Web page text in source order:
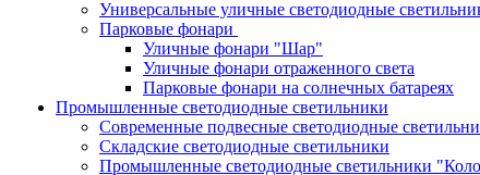
Универсальные уличные светодиодные
Парковые фонари
Уличные фонари "Шар"
Уличные фонари отраженного света
Парковые фонари на солнечных батареях
Промышленные светодиодные светильники
Современные подвесные светодиодные
Складские светодиодные светильники
Промышленные светодиодные светильники